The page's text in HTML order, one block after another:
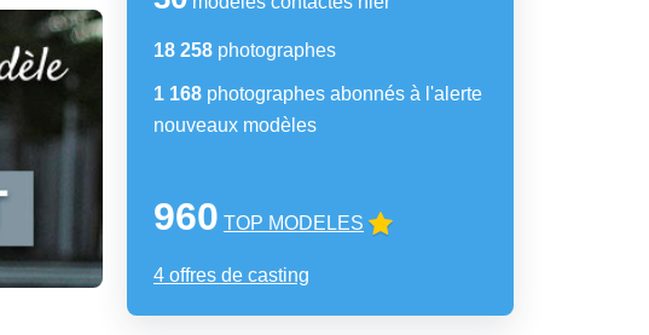
18 258 photographes
1 168 photographes abonnés à l'alerte
nouveaux modèles
960 TOP MODELES
4 offres de casting